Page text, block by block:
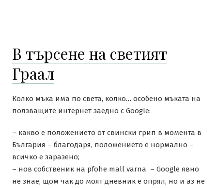
В търсене на светият
Граал
Колко мъка има по света, колко… особено мъката на
ползващите интернет заедно с Google:
– какво е положението от свински грип в момента в
България – благодаря, положението е нормално –
всичко е заразено;
– нов собственик на pfohe mall varna – Google явно
не знае, щом чак до моят дневник е опрял, но и аз не